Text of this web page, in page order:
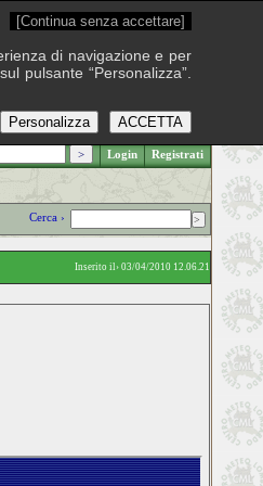
.: Venerdì 7 agosto 2026
Login Registrati
Cerca ›
Inserito il› 03/04/2010 12.06.21
[Continua senza accettare]
di navigazione e per
pulsante “Personalizza”.
ACCETTA
Personalizza